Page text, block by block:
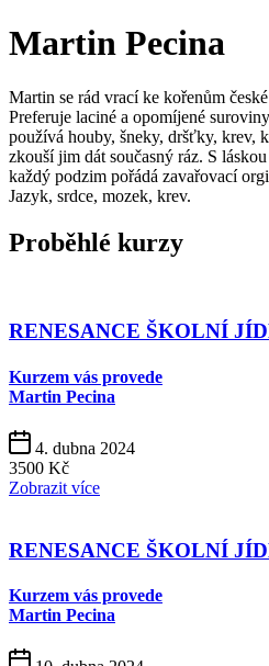
Martin Pecina
Martin se rád vrací ke kořenům
Preferuje laciné a opomíjené
používá houby, šneky, dršťky, krev,
zkouší jim dát současný ráz. S
každý podzim pořádá zavařovací
Jazyk, srdce, mozek, krev.
Proběhlé kurzy
RENESANCE ŠKOLNÍ
Kurzem vás provede
Martin Pecina
4. dubna 2024
3500 Kč
Zobrazit více
RENESANCE ŠKOLNÍ
Kurzem vás provede
Martin Pecina